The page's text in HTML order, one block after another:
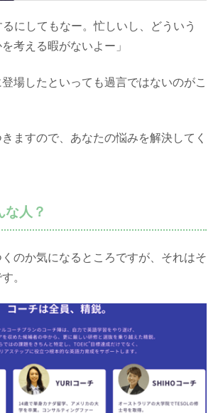
るにしてもなー。忙しいし、どういう
考える暇がないよー」
場したといっても過言ではないのがこ
ますので、あなたの悩みを解決してく
な人？
のか気になるところですが、それはそ
。